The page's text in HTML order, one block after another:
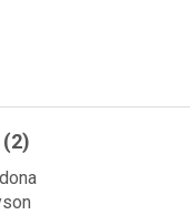
(2)